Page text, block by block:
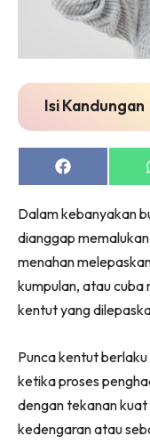
Isi Kandungan
Share
on
Dalam kebanyakan
dianggap
menahan
kumpulan, atau cuba
kentut yang
Punca kentut
ketika proses
dengan tekanan
kedengaran atau